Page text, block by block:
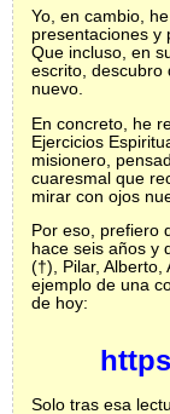
Yo, en cambio,
presentaciones y
Que incluso, en
escrito, descubro
nuevo.
En concreto, he
Ejercicios
misionero,
cuaresmal que
mirar con ojos
Por eso, prefiero
hace seis años y
(†), Pilar,
ejemplo de una
de hoy:
Solo tras esa